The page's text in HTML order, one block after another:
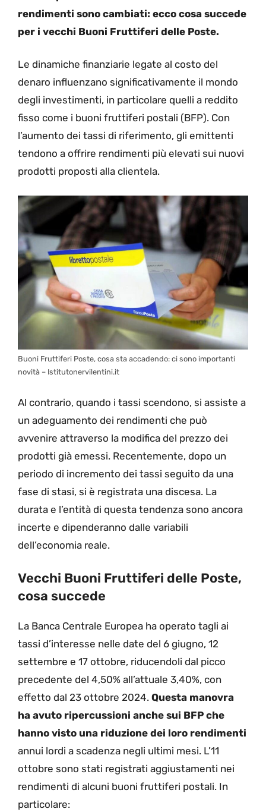
rendimenti sono cambiati: ecco cosa succede
per i vecchi Buoni Fruttiferi delle Poste.
Le dinamiche finanziarie legate al costo del
denaro influenzano significativamente il mondo
degli investimenti, in particolare quelli a reddito
fisso come i buoni fruttiferi postali (BFP). Con
l’aumento dei tassi di riferimento, gli emittenti
tendono a offrire rendimenti più elevati sui nuovi
prodotti proposti alla clientela.
Buoni Fruttiferi Poste, cosa sta accadendo: ci sono importanti
novità – Istitutonervilentini.it
Al contrario, quando i tassi scendono, si assiste a
un adeguamento dei rendimenti che può
avvenire attraverso la modifica del prezzo dei
prodotti già emessi. Recentemente, dopo un
periodo di incremento dei tassi seguito da una
fase di stasi, si è registrata una discesa. La
durata e l’entità di questa tendenza sono ancora
incerte e dipenderanno dalle variabili
dell’economia reale.
Vecchi Buoni Fruttiferi delle Poste,
cosa succede
La Banca Centrale Europea ha operato tagli ai
tassi d’interesse nelle date del 6 giugno, 12
settembre e 17 ottobre, riducendoli dal picco
precedente del 4,50% all’attuale 3,40%, con
effetto dal 23 ottobre 2024. Questa manovra
ha avuto ripercussioni anche sui BFP che
hanno visto una riduzione dei loro rendimenti
annui lordi a scadenza negli ultimi mesi. L’11
ottobre sono stati registrati aggiustamenti nei
rendimenti di alcuni buoni fruttiferi postali. In
particolare: